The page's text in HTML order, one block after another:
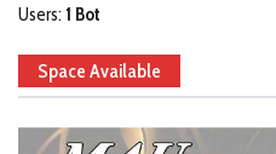
Users: 1 Bot
Space Available